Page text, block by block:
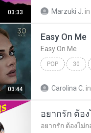
03:33 Marzuki J. in
03:44
Easy On Me
Easy On Me
POP 30
Carolina C. in